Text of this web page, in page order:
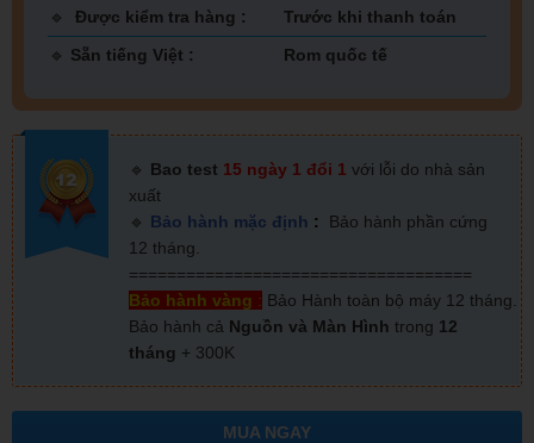
🔹
Được kiểm tra hàng :
Trước khi thanh toán
🔹 Sẵn tiếng Việt : Rom quốc tế
🔹 Bao test 15 ngày 1 đổi 1 với lỗi do nhà sản
xuất
🔹 Bảo hành mặc định :
Bảo hành phần cứng
12 tháng.
====================================
Bảo hành vàng : Bảo Hành toàn bộ máy 12 tháng.
Bảo hành cả Nguồn và Màn Hình trong 12
tháng + 300K
MUA NGAY